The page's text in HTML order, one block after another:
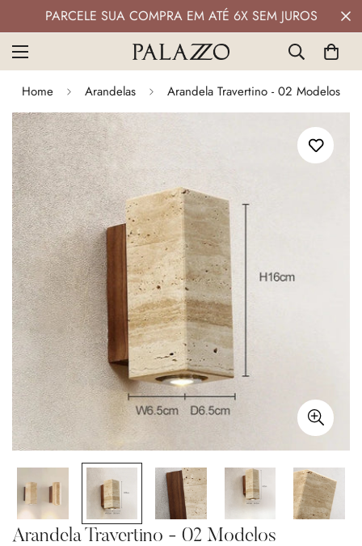
PIX COM 5% DE DESCONTO
Home Arandelas Arandela Travertino - 02 Modelos
Arandela Travertino - 02 Modelos